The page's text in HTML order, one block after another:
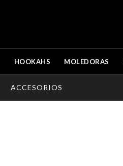
HOOKAHS MOLEDORAS
ACCESORIOS